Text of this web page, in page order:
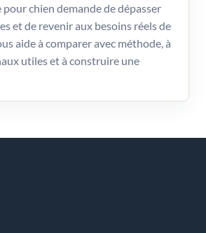
chien demande de dépasser
et de revenir aux besoins réels de
aide à comparer avec méthode, à
utiles et à construire une